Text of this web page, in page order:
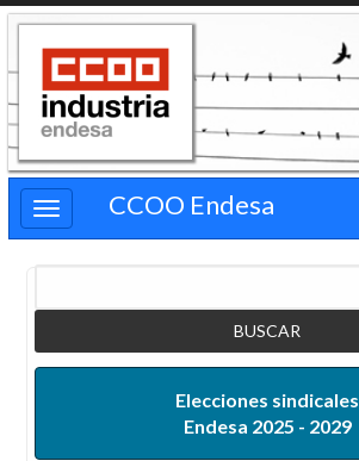
Pasar
contenido
principal
CCOO Endesa
Elecciones sindicales
Endesa 2025 - 2029